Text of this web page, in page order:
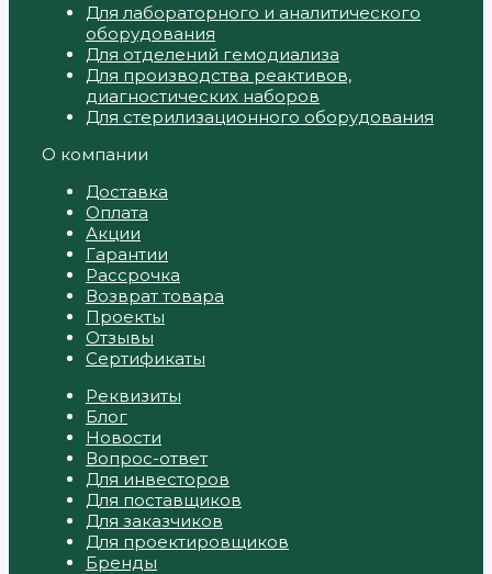
Для лабораторного и аналитического
оборудования
Для отделений гемодиализа
Для производства реактивов,
диагностических наборов
Для стерилизационного оборудования
О компании
Доставка
Оплата
Акции
Гарантии
Рассрочка
Возврат товара
Проекты
Отзывы
Сертификаты
Реквизиты
Блог
Новости
Вопрос-ответ
Для инвесторов
Для поставщиков
Для заказчиков
Для проектировщиков
Бренды